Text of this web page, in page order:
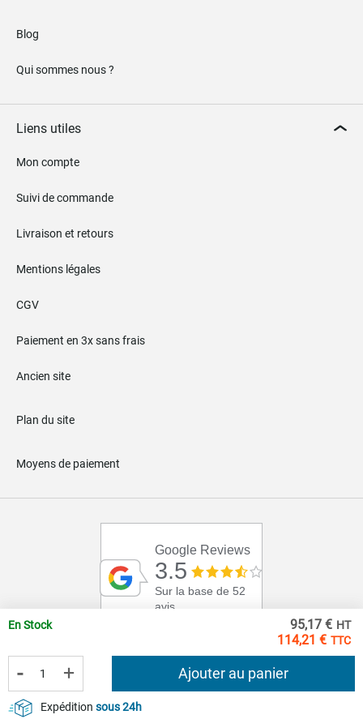
114,21 €
95,17 €
En Stock
- + Ajouter au panier
Expédition sous 24h
Blog
Qui sommes nous ?
Liens utiles
Mon compte
Suivi de commande
Livraison et retours
Mentions légales
CGV
Paiement en 3x sans frais
Ancien site
Plan du site
Moyens de paiement
Google Reviews
3.5
Sur la base de 52
avis